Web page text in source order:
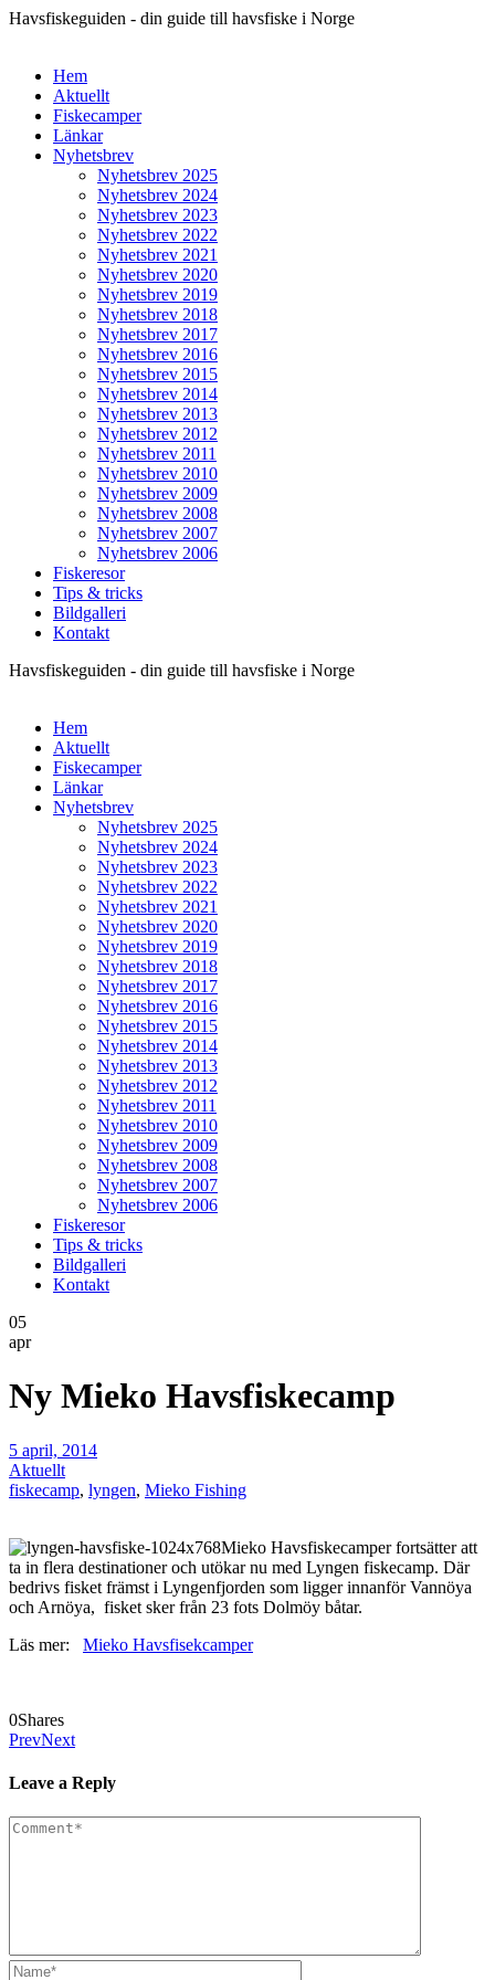
Havsfiskeguiden - din guide till havsfiske i Norge
Hem
Aktuellt
Fiskecamper
Länkar
Nyhetsbrev
Nyhetsbrev 2025
Nyhetsbrev 2024
Nyhetsbrev 2023
Nyhetsbrev 2022
Nyhetsbrev 2021
Nyhetsbrev 2020
Nyhetsbrev 2019
Nyhetsbrev 2018
Nyhetsbrev 2017
Nyhetsbrev 2016
Nyhetsbrev 2015
Nyhetsbrev 2014
Nyhetsbrev 2013
Nyhetsbrev 2012
Nyhetsbrev 2011
Nyhetsbrev 2010
Nyhetsbrev 2009
Nyhetsbrev 2008
Nyhetsbrev 2007
Nyhetsbrev 2006
Fiskeresor
Tips & tricks
Bildgalleri
Kontakt
Havsfiskeguiden - din guide till havsfiske i Norge
Hem
Aktuellt
Fiskecamper
Länkar
Nyhetsbrev
Nyhetsbrev 2025
Nyhetsbrev 2024
Nyhetsbrev 2023
Nyhetsbrev 2022
Nyhetsbrev 2021
Nyhetsbrev 2020
Nyhetsbrev 2019
Nyhetsbrev 2018
Nyhetsbrev 2017
Nyhetsbrev 2016
Nyhetsbrev 2015
Nyhetsbrev 2014
Nyhetsbrev 2013
Nyhetsbrev 2012
Nyhetsbrev 2011
Nyhetsbrev 2010
Nyhetsbrev 2009
Nyhetsbrev 2008
Nyhetsbrev 2007
Nyhetsbrev 2006
Fiskeresor
Tips & tricks
Bildgalleri
Kontakt
05
apr
Ny Mieko Havsfiskecamp
5 april, 2014
Aktuellt
fiskecamp, lyngen, Mieko Fishing
Mieko Havsfiskecamper fortsätter att
ta in flera destinationer och utökar nu med Lyngen fiskecamp. Där
bedrivs fisket främst i Lyngenfjorden som ligger innanför Vannöya
och Arnöya, fisket sker från 23 fots Dolmöy båtar.
Läs mer: Mieko Havsfisekcamper
0Shares
PrevNext
Leave a Reply